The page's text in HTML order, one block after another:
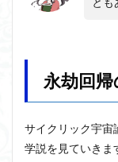
永劫回
サイクリック宇宙
学説を見ていきま